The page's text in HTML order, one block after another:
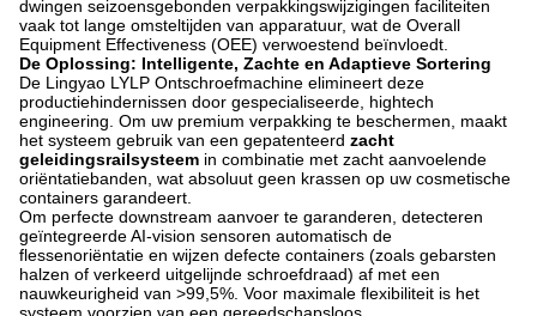
dwingen seizoensgebonden verpakkingswijzigingen faciliteiten
vaak tot lange omsteltijden van apparatuur, wat de Overall
Equipment Effectiveness (OEE) verwoestend beïnvloedt.
De Oplossing: Intelligente, Zachte en Adaptieve Sortering
De Lingyao LYLP Ontschroefmachine elimineert deze
productiehindernissen door gespecialiseerde, hightech
engineering. Om uw premium verpakking te beschermen, maakt
het systeem gebruik van een gepatenteerd zacht
geleidingsrailsysteem in combinatie met zacht aanvoelende
oriëntatiebanden, wat absoluut geen krassen op uw cosmetische
containers garandeert.
Om perfecte downstream aanvoer te garanderen, detecteren
geïntegreerde AI-vision sensoren automatisch de
flessenoriëntatie en wijzen defecte containers (zoals gebarsten
halzen of verkeerd uitgelijnde schroefdraad) af met een
nauwkeurigheid van >99,5%. Voor maximale flexibiliteit is het